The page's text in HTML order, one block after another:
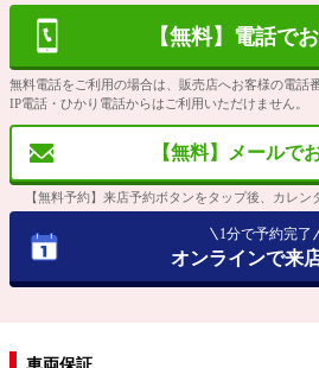
【無料】電話で
無料電話をご利用の場合は、販売店へお客様の電話
IP電話・ひかり電話からはご利用いただけません。
【無料】メールで
【無料予約】来店予約ボタンをタップ後、カレ
1分で予約完了
オンラインで来